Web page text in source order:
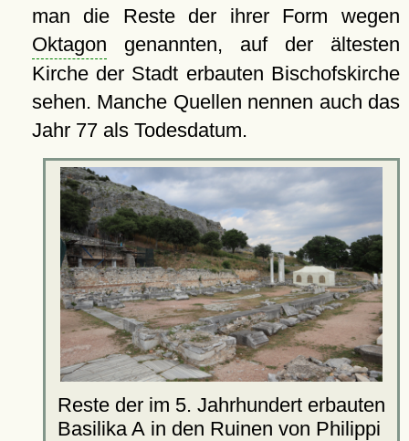
man die Reste der ihrer Form wegen
Oktagon genannten, auf der ältesten
Kirche der Stadt erbauten Bischofskirche
sehen. Manche Quellen nennen auch das
Jahr 77 als Todesdatum.
Reste der im 5. Jahrhundert erbauten
Basilika A in den Ruinen von Philippi